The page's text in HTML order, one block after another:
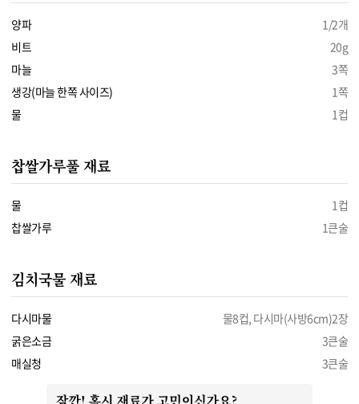
양파
1/2개
비트
20g
마늘
3쪽
생강(마늘 한쪽 사이즈)
1쪽
물
1컵
찹쌀가루풀 재료
물
1컵
찹쌀가루
1큰술
김치국물 재료
다시마물
물8컵, 다시마(사방6cm)2장
굵은소금
3큰술
매실청
3큰술